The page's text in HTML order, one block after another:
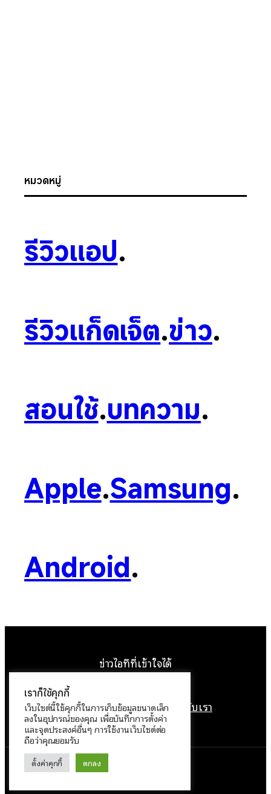
หมวดหมู่
รีวิวแอป.
รีวิวแก็ดเจ็ต.ข่าว.
สอนใช้.บทความ.
Apple.Samsung.
Android.
ข่าวไอทีที่เข้าใจได้
หน้าแรกติดต่อเราลิขสิทธิ์เกี่ยวกับเรา
นโยบายข้อมูลส่วนบุคคล
ทำงานด้วย
เราก็ใช้คุกกี้
เว็บไซต์นี้ใช้คุกกี้ในการเก็บข้อมูลขนาดเล็ก
ลงในอุปกรณ์ของคุณ เพื่อบันทึกการตั้งค่า
และจุดประสงค์อื่นๆ การใช้งานเว็บไซต์ต่อ
ถือว่าคุณยอมรับ
ตั้งค่าคุกกี้ ตกลง